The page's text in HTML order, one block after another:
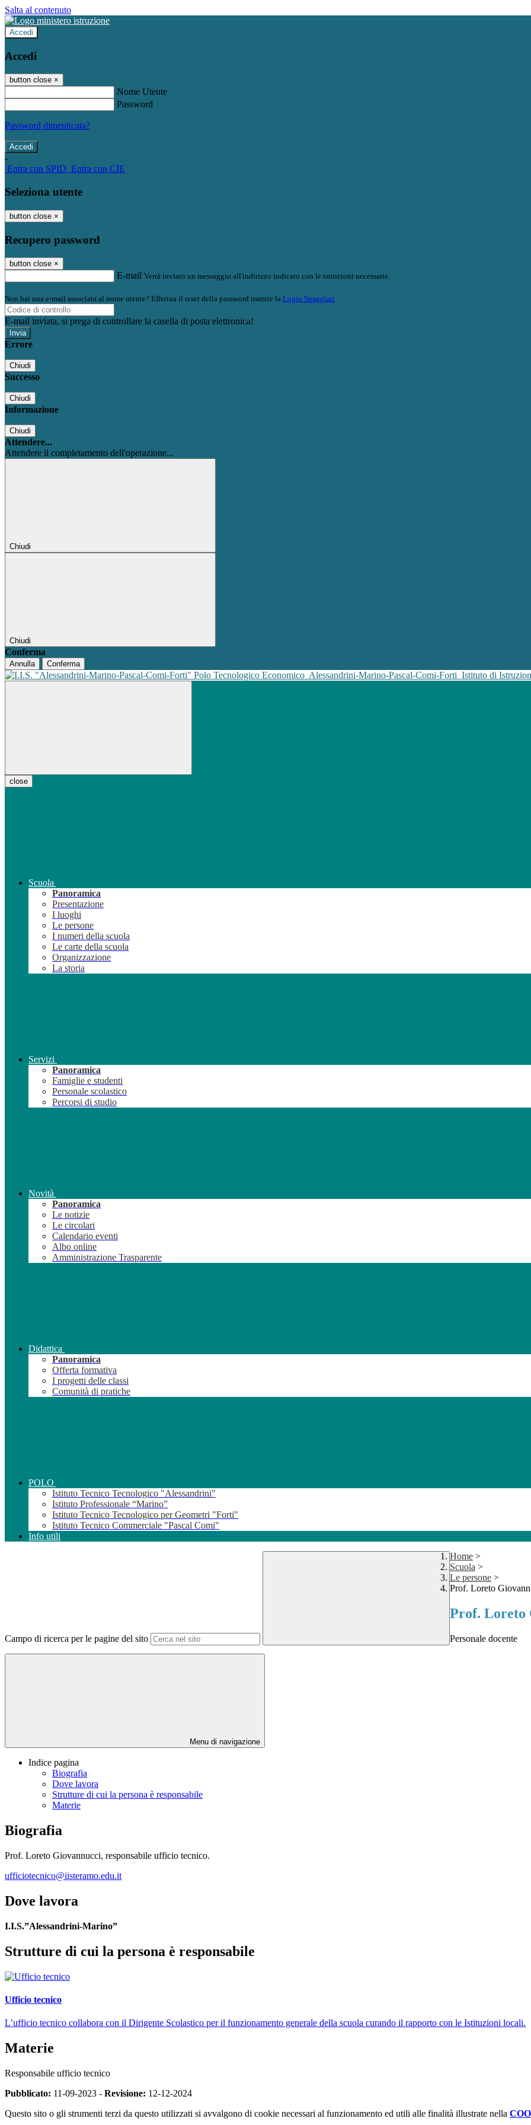
Salta al contenuto
Accedi
Accedi
button close ×
Nome Utente
Password
Password dimenticata?
-
Entra con SPID Entra con CIE
Seleziona utente
button close ×
Recupero password
button close ×
E-mail Verrà inviato un messaggio all'indirizzo indicato con le istruzioni necessarie.
Non hai una e-mail associata al nome utente? Effettua il reset della password tramite la Login Spaggiari
E-mail inviata, si prega di controllare la casella di posta elettronica!
Errore
Chiudi
Successo
Chiudi
Informazione
Chiudi
Attendere...
Attendere il completamento dell'operazione...
Chiudi
Chiudi
Conferma
Annulla Conferma
Polo Tecnologico Economico Alessandrini-Marino-Pascal-Comi-Forti Istituto di
close
Scuola
Panoramica
Presentazione
I luoghi
Le persone
I numeri della scuola
Le carte della scuola
Organizzazione
La storia
Servizi
Panoramica
Famiglie e studenti
Personale scolastico
Percorsi di studio
Novità
Panoramica
Le notizie
Le circolari
Calendario eventi
Albo online
Amministrazione Trasparente
Didattica
Panoramica
Offerta formativa
I progetti delle classi
Comunità di pratiche
POLO
Istituto Tecnico Tecnologico "Alessandrini"
Istituto Professionale “Marino”
Istituto Tecnico Tecnologico per Geometri "Forti"
Istituto Tecnico Commerciale "Pascal Comi"
Info utili
Campo di ricerca per le pagine del sito
Home >
Scuola >
Le persone >
Prof. Loreto
Prof. Loreto
Personale docente
Menu di navigazione
Indice pagina
Biografia
Dove lavora
Strutture di cui la persona è responsabile
Materie
Biografia
Prof. Loreto Giovannucci, responsabile ufficio tecnico.
ufficiotecnico@iisteramo.edu.it
Dove lavora
I.I.S.”Alessandrini-Marino”
Strutture di cui la persona è responsabile
Ufficio tecnico
L’ufficio tecnico collabora con il Dirigente Scolastico per il funzionamento generale della scuola curando il rapporto con le Istituzioni locali.
Materie
Responsabile ufficio tecnico
Pubblicato: 11-09-2023 - Revisione: 12-12-2024
Questo sito o gli strumenti terzi da questo utilizzati si avvalgono di cookie necessari al funzionamento ed utili alle finalità illustrate nella